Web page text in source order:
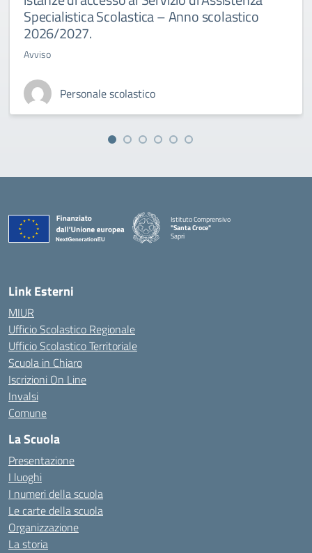
Specialistica Scolastica – Anno scolastico
2026/2027.
Avviso
Personale scolastico
Istituto Comprensivo
"Santa Croce"
Sapri
— Visita la pagina iniziale della scuola
Link Esterni
MIUR
Ufficio Scolastico Regionale
Ufficio Scolastico Territoriale
Scuola in Chiaro
Iscrizioni On Line
Invalsi
Comune
La Scuola
Presentazione
I luoghi
I numeri della scuola
Le carte della scuola
Organizzazione
La storia